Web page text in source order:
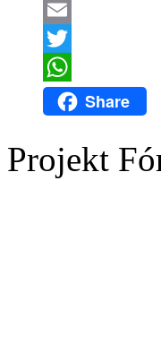
LinkedIn
Email
Twitter
WhatsAppShare
Projekt